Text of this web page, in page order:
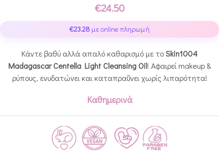
€24.50
€23.28 με online πληρωμή
Κάντε βαθύ αλλά απαλό καθαρισμό με τοSkin1004
Madagascar Centella Light Cleansing Oil! Αφαιρεί makeup &
ρύπους, ενυδατώνει και καταπραΰνει χωρίς λιπαρότητα!
Καθημερινά